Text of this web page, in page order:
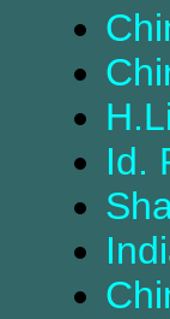
Id.